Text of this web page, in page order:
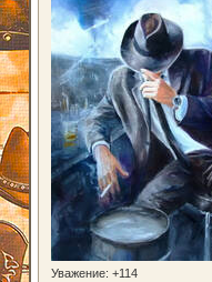
Уважение: +114